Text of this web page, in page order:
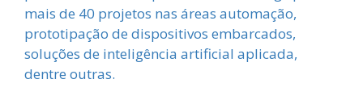
mais de 40 projetos nas áreas automação,
prototipação de dispositivos embarcados,
soluções de inteligência artificial aplicada,
dentre outras.